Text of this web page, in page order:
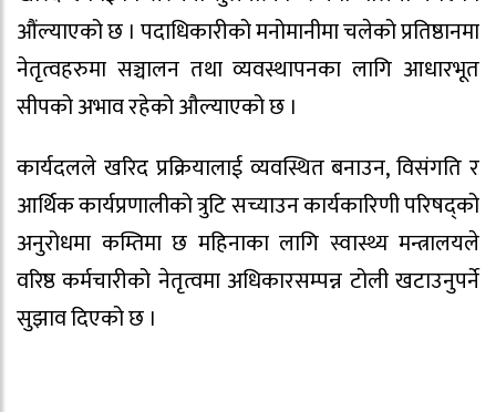
औंल्याएको छ । पदाधिकारीको मनोमानीमा चलेको प्रतिष्ठानमा
नेतृत्वहरुमा सञ्चालन तथा व्यवस्थापनका लागि आधारभूत
सीपको अभाव रहेको औल्याएको छ ।
कार्यदलले खरिद प्रक्रियालाई व्यवस्थित बनाउन, विसंगति र
आर्थिक कार्यप्रणालीको त्रुटि सच्याउन कार्यकारिणी परिषद्को
अनुरोधमा कम्तिमा छ महिनाका लागि स्वास्थ्य मन्त्रालयले
वरिष्ठ कर्मचारीको नेतृत्वमा अधिकारसम्पन्न टोली खटाउनुपर्ने
सुझाव दिएको छ ।